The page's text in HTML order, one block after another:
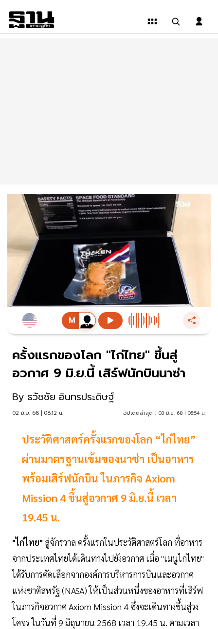
ครั้งแรกของโลก "ไก่ไทย" ขึ้นสู่
อวกาศ 9 มิ.ย.นี้ เสิร์ฟนักบินนาซ่า
By ธวัชชัย อินทรประดิษฐ์
02 มิ.ย. 68 | 08:12 น. อัปเดตล่าสุด : 03 มิ.ย. 68 | 05:54 น.
ประวัติศาสตร์ครั้งแรกของโลก “ไก่ไทย”
ผ่านมาตรฐานเข้มของนาซ่า เป็นอาหาร
พร้อมเสิร์ฟนักบิน ในภารกิจ Axiom
Mission 4 ขึ้นสู่อวกาศ 9 มิ.ย.นี้ เวลา
19.45 น.
"ไก่ไทย" สู่จักรวาล ครั้งแรกในประวัติศาสตร์โลก ที่อาหาร
จากประเทศไทยได้เดินทางไปยังอวกาศ เมื่อ "เมนูไก่ไทย"
ได้รับการคัดเลือกจากองค์การบริหารการบินและอวกาศ
แห่งชาติสหรัฐ (NASA) ให้เป็นส่วนหนึ่งของอาหารที่เสิร์ฟ
ในภารกิจอวกาศ Axiom Mission 4 ซึ่งจะเดินทางขึ้นสู่วง
โคจร ในวันที่ 9 มิถุนายน 2568 เวลา 19.45 น. ตามเวลา